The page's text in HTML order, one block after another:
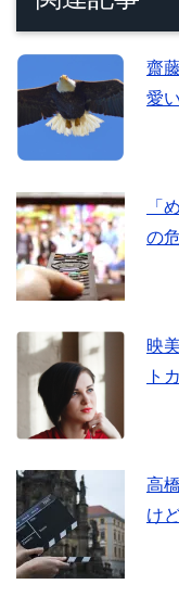
齋
愛
「
の
映
ト
高
け